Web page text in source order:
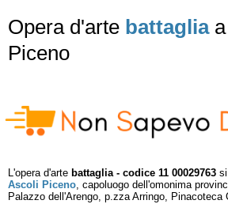
Opera d'arte battagliaa
Piceno
L'opera d'arte battaglia - codice 11 00029763
Ascoli Piceno, capoluogo dell'omonima
Palazzo dell'Arengo, p.zza Arringo, Pinacoteca